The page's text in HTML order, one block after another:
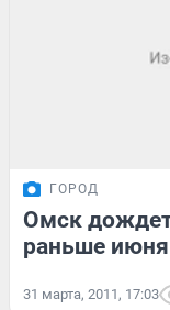
ГОРОД
Омск
раньше июня
31 марта, 2011, 17:03